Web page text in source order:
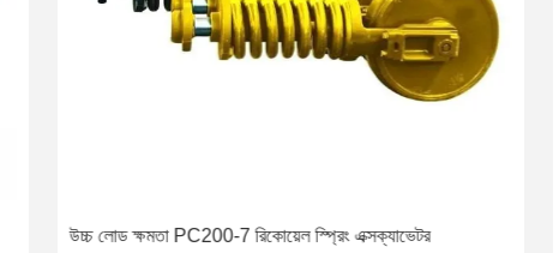
উচ্চ লোড ক্ষমতা PC200-7 রিকোয়েল স্প্রিং এক্সক্যাভেটর